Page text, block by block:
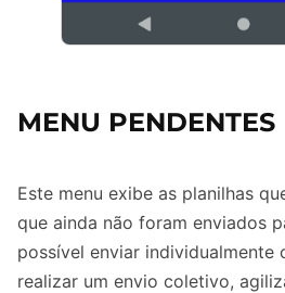
MENU PENDENTES
Este menu exibe as planilhas
que ainda não foram enviados
possível enviar individualmente
realizar um envio coletivo,